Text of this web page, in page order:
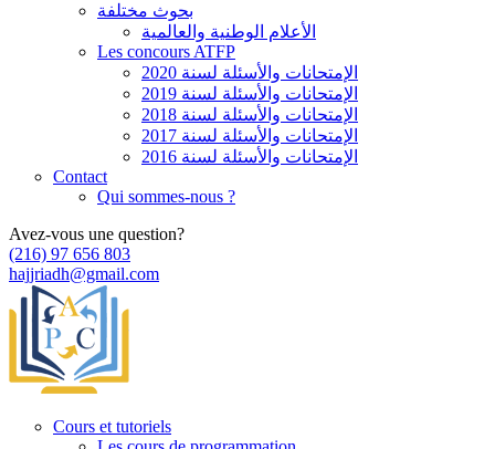
بحوث مختلفة
الأعلام الوطنية والعالمية
Les concours ATFP
الإمتحانات والأسئلة لسنة 2020
الإمتحانات والأسئلة لسنة 2019
الإمتحانات والأسئلة لسنة 2018
الإمتحانات والأسئلة لسنة 2017
الإمتحانات والأسئلة لسنة 2016
Contact
Qui sommes-nous ?
Avez-vous une question?
(216) 97 656 803
hajjriadh@gmail.com
Cours et tutoriels